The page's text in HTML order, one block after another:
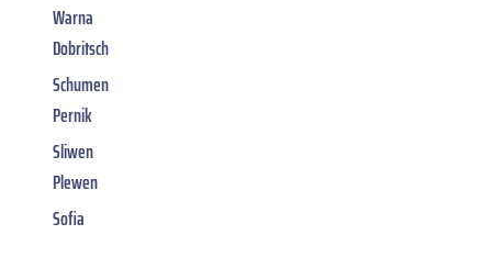
Warna
Dobritsch
Schumen
Pernik
Sliwen
Plewen
Sofia